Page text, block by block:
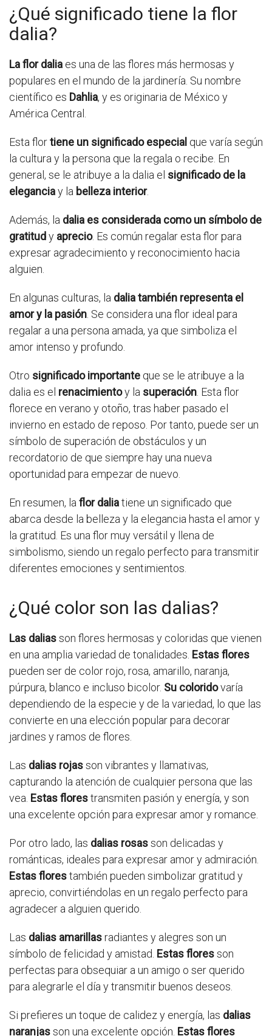
¿Qué significado tiene la flor
dalia?
La flor dalia es una de las flores más hermosas y
populares en el mundo de la jardinería. Su nombre
científico es Dahlia, y es originaria de México y
América Central.
Esta flortiene un significado especial que varía según
la cultura y la persona que la regala o recibe. En
general, se le atribuye a la dalia el significado de la
eleganciay la belleza interior.
Además, la dalia es considerada como un símbolo de
gratitudy aprecio. Es común regalar esta flor para
expresar agradecimiento y reconocimiento hacia
alguien.
En algunas culturas, la dalia también representa el
amor y la pasión . Se considera una flor ideal para
regalar a una persona amada, ya que simboliza el
amor intenso y profundo.
Otro significado importante que se le atribuye a la
dalia es el renacimientoy la superación . Esta flor
florece en verano y otoño, tras haber pasado el
invierno en estado de reposo. Por tanto, puede ser un
símbolo de superación de obstáculos y un
recordatorio de que siempre hay una nueva
oportunidad para empezar de nuevo.
En resumen, la flor daliatiene un significado que
abarca desde la belleza y la elegancia hasta el amor y
la gratitud. Es una flor muy versátil y llena de
simbolismo, siendo un regalo perfecto para transmitir
diferentes emociones y sentimientos.
¿Qué color son las dalias?
Las daliasson flores hermosas y coloridas que vienen
en una amplia variedad de tonalidades. Estas flores
pueden ser de color rojo, rosa, amarillo, naranja,
púrpura, blanco e incluso bicolor. Su coloridovaría
dependiendo de la especie y de la variedad, lo que las
convierte en una elección popular para decorar
jardines y ramos de flores.
Las dalias rojasson vibrantes y llamativas,
capturando la atención de cualquier persona que las
vea. Estas florestransmiten pasión y energía, y son
una excelente opción para expresar amor y romance.
Por otro lado, las dalias rosasson delicadas y
románticas, ideales para expresar amor y admiración.
Estas florestambién pueden simbolizar gratitud y
aprecio, convirtiéndolas en un regalo perfecto para
agradecer a alguien querido.
Las dalias amarillasradiantes y alegres son un
símbolo de felicidad y amistad. Estas floresson
perfectas para obsequiar a un amigo o ser querido
para alegrarle el día y transmitir buenos deseos.
Si prefieres un toque de calidez y energía, las dalias
naranjasson una excelente opción. Estas flores